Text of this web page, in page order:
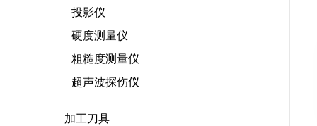
投影仪
硬度测量仪
粗糙度测量仪
超声波探伤仪
加工刀具